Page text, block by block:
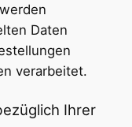
Daten
verarbeitet.
Ihrer